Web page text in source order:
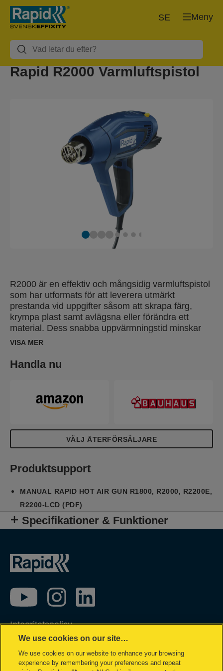
Meny
SE
Rapid R2000 Varmluftspistol
R2000 är en effektiv och mångsidig varmluftspistol
som har utformats för att leverera utmärkt
prestanda vid uppgifter såsom att skrapa färg,
krympa plast samt avlägsna eller förändra ett
material. Dess snabba uppvärmningstid minskar
väntetiden före användning samtidigt som
nästa alla typer av användningsområden. Den
en gummiförsedd bas som ökar stabiliteten och
säkerheten när den ställs i ett självstående läge på
(60, 300, 600°C), justera luftflödesmängden och låt
R2000 leverera ett enastående resultat varje gång.
VISA MER
Handla nu
VÄLJ ÅTERFÖRSÄLJARE
Produktsupport
MANUAL RAPID HOT AIR GUN R1800, R2000, R2200E,
R2200-LCD (PDF)
Specifikationer & Funktioner
Integritetspolicy
Garantivillkor
Cookiepolicy
We use cookies on our site…
We use cookies on our website to enhance your browsing
experience by remembering your preferences and repeat